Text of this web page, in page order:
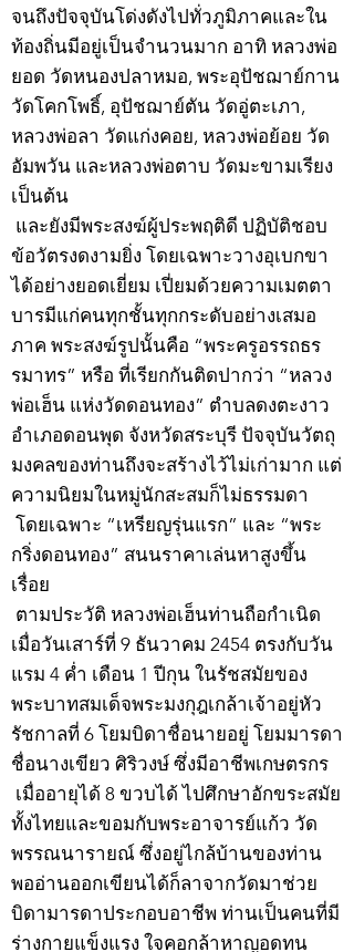
จนถึงปัจจุบันโด่งดังไปทั่วภูมิภาคและใน
ท้องถิ่นมีอยู่เป็นจำนวนมาก อาทิ หลวงพ่อ
ยอด วัดหนองปลาหมอ, พระอุปัชฌาย์กาน
วัดโคกโพธิ์, อุปัชฌาย์ตัน วัดอู่ตะเภา,
หลวงพ่อลา วัดแก่งคอย, หลวงพ่อย้อย วัด
อัมพวัน และหลวงพ่อตาบ วัดมะขามเรียง
เป็นต้น
และยังมีพระสงฆ์ผู้ประพฤติดี ปฏิบัติชอบ
ข้อวัตรงดงามยิ่ง โดยเฉพาะวางอุเบกขา
ได้อย่างยอดเยี่ยม เปี่ยมด้วยความเมตตา
บารมีแก่คนทุกชั้นทุกกระดับอย่างเสมอ
ภาค พระสงฆ์รูปนั้นคือ “พระครูอรรถธร
รมาทร” หรือ ที่เรียกกันติดปากว่า “หลวง
พ่อเฮ็น แห่งวัดดอนทอง” ตำบลดงตะงาว
อำเภอดอนพุด จังหวัดสระบุรี ปัจจุบันวัตถุ
มงคลของท่านถึงจะสร้างไว้ไม่เก่ามาก แต่
ความนิยมในหมู่นักสะสมก็ไม่ธรรมดา
โดยเฉพาะ “เหรียญรุ่นแรก” และ “พระ
กริ่งดอนทอง” สนนราคาเล่นหาสูงขึ้น
เรื่อย
ตามประวัติ หลวงพ่อเฮ็นท่านถือกำเนิด
เมื่อวันเสาร์ที่ 9 ธันวาคม 2454 ตรงกับวัน
แรม 4 ค่ำ เดือน 1 ปีกุน ในรัชสมัยของ
พระบาทสมเด็จพระมงกุฎเกล้าเจ้าอยู่หัว
รัชกาลที่ 6 โยมบิดาชื่อนายอยู่ โยมมารดา
ชื่อนางเขียว ศิริวงษ์ ซึ่งมีอาชีพเกษตรกร
เมื่ออายุได้ 8 ขวบได้ ไปศึกษาอักขระสมัย
ทั้งไทยและขอมกับพระอาจารย์แก้ว วัด
พรรณนารายณ์ ซึ่งอยู่ไกล้บ้านของท่าน
พออ่านออกเขียนได้ก็ลาจากวัดมาช่วย
บิดามารดาประกอบอาชีพ ท่านเป็นคนที่มี
ร่างกายแข็งแรง ใจคอกล้าหาญอดทน